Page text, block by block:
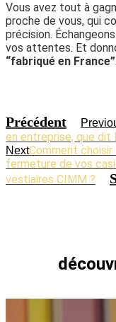
Vous avez tout à
proche de vous, qui
précision.
vos attentes. Et
“fabriqué en France”.
Précédent
en entreprise, que dit
NextComment choisir
fermeture de vos
vestiaires CIMM ?